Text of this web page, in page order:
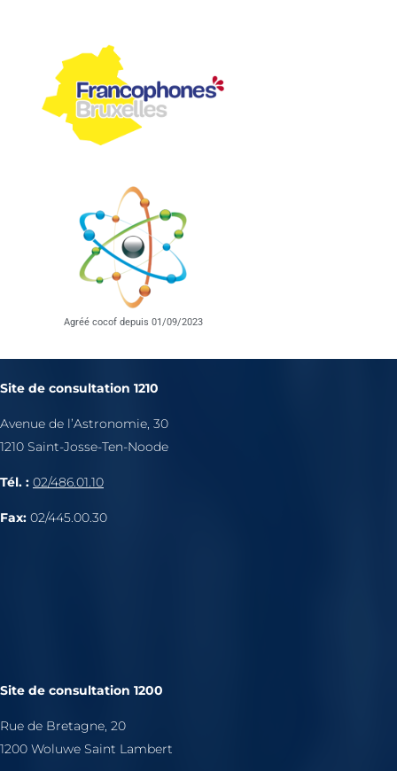
Agréé cocof depuis 01/09/2023
Site de consultation 1210
Avenue de l’Astronomie, 30
1210 Saint-Josse-Ten-Noode
Tél. : 02/486.01.10
Fax: 02/445.00.30
Site de consultation 1200
Rue de Bretagne, 20
1200 Woluwe Saint Lambert